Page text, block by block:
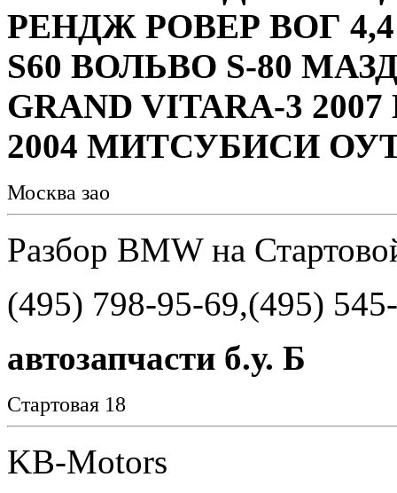
РЕНДЖ РОВЕР ВОГ
S60 ВОЛЬВО S-80
GRAND VITARA-3
2004 МИТСУБИСИ
Москва зао
Разбор BMW на
(495) 798-95-69,(495)
автозапчасти б.у. Б
Стартовая 18
KB-Motors